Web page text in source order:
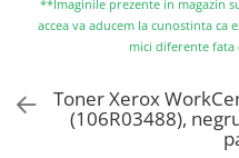
Imprimante etichete
Scanere
**Imaginile prezente in magazin
accea va aducem la cunostinta ca
mici diferente fata
Toner Xerox
(106R03488),